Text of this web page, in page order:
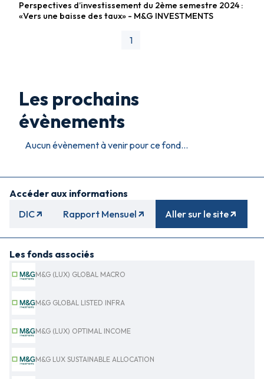
Fonds diversifiés
Perspectives d’investissement du 2ème semestre 2024 :
«Vers une baisse des taux» - M&G INVESTMENTS
1
Les prochains
évènements
Aucun évènement à venir pour ce fond...
Accéder aux informations
DIC
Rapport Mensuel Aller sur le site
Les fonds associés
M&G (LUX) GLOBAL MACRO
M&G GLOBAL LISTED INFRA
M&G (LUX) OPTIMAL INCOME
M&G LUX SUSTAINABLE ALLOCATION